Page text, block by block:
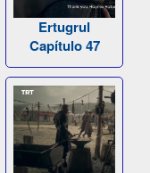
Ertugrul
Capítulo 47